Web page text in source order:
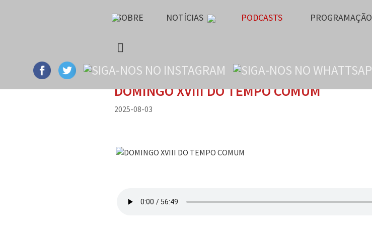
SOBRE NOTÍCIAS PODCASTS PROGRAMAÇÃO
DOMINGO XVIII DO TEMPO COMUM
2025-08-03